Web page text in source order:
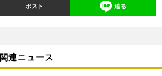
ポスト 送る
関連ニュース